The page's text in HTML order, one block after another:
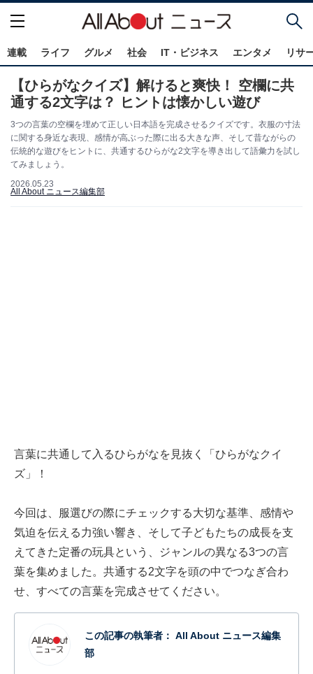
連載 ライフ グルメ 社会 IT・ビジネス エンタメ リサ
【ひらがなクイズ】解けると爽快！ 空欄に共
通する2文字は？ ヒントは懐かしい遊び
3つの言葉の空欄を埋めて正しい日本語を完成させるクイズです。衣服の寸法
に関する身近な表現、感情が高ぶった際に出る大きな声、そして昔ながらの
伝統的な遊びをヒントに、共通するひらがな2文字を導き出して語彙力を試し
てみましょう。
2026.05.23
All About ニュース編集部
言葉に共通して入るひらがなを見抜く「ひらがなクイ
ズ」！
今回は、服選びの際にチェックする大切な基準、感情や
気迫を伝える力強い響き、そして子どもたちの成長を支
えてきた定番の玩具という、ジャンルの異なる3つの言
葉を集めました。共通する2文字を頭の中でつなぎ合わ
せ、すべての言葉を完成させてください。
この記事の執筆者： All About ニュース編集
部